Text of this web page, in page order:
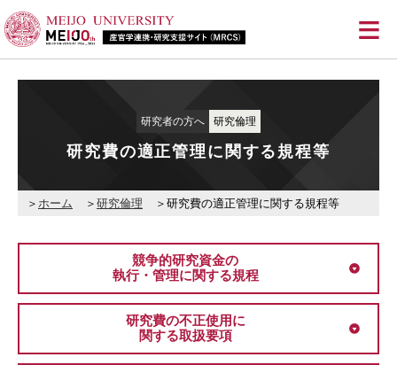
≡
研究者の方へ 研究倫理
研究費の適正管理に関する規程等
ホーム 研究倫理 研究費の適正管理に関する規程等
競争的研究資金の
執行・管理に関する規程
研究費の不正使用に
関する取扱要項